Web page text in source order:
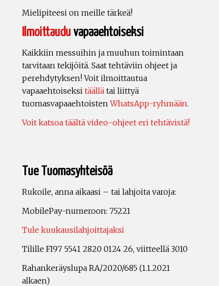
Mielipiteesi on meille tärkeä!
Ilmoittauduvapaaehtoiseksi
Kaikkiin messuihin ja muuhun toimintaan
tarvitaan tekijöitä. Saat tehtäviin ohjeet ja
perehdytyksen! Voit ilmoittautua
vapaaehtoiseksi täällä tai liittyä
tuomasvapaaehtoistenWhatsApp-ryhmään.
Voit katsoa täältä video-ohjeet eri tehtävistä!
Tue Tuomasyhteisöä
Rukoile, anna aikaasi – tai lahjoita varoja:
MobilePay-numeroon: 75221
Tule kuukausilahjoittajaksi
Tilille FI97 5541 2820 0124 26, viitteellä 3010
Rahankeräyslupa RA/2020/685 (1.1.2021
alkaen)